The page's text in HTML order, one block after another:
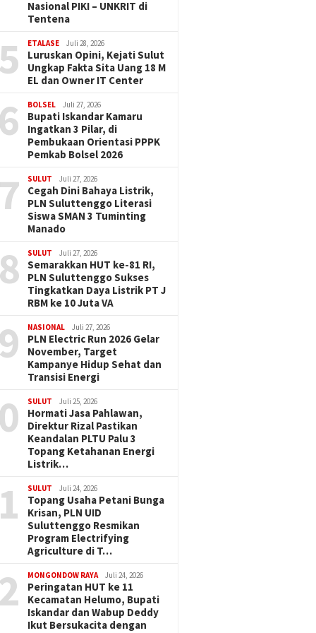
Nasional PIKI – UNKRIT di
Tentena
ETALASE Juli 28, 2026
Luruskan Opini, Kejati Sulut
Ungkap Fakta Sita Uang 18 M
EL dan Owner IT Center
BOLSEL Juli 27, 2026
Bupati Iskandar Kamaru
Ingatkan 3 Pilar, di
Pembukaan Orientasi PPPK
Pemkab Bolsel 2026
SULUT Juli 27, 2026
Cegah Dini Bahaya Listrik,
PLN Suluttenggo Literasi
Siswa SMAN 3 Tuminting
Manado
SULUT Juli 27, 2026
Semarakkan HUT ke-81 RI,
PLN Suluttenggo Sukses
Tingkatkan Daya Listrik PT J
RBM ke 10 Juta VA
NASIONAL Juli 27, 2026
PLN Electric Run 2026 Gelar
November, Target
Kampanye Hidup Sehat dan
Transisi Energi
SULUT Juli 25, 2026
Hormati Jasa Pahlawan,
Direktur Rizal Pastikan
Keandalan PLTU Palu 3
Topang Ketahanan Energi
Listrik…
SULUT Juli 24, 2026
Topang Usaha Petani Bunga
Krisan, PLN UID
Suluttenggo Resmikan
Program Electrifying
Agriculture di T…
MONGONDOW RAYA Juli 24, 2026
Peringatan HUT ke 11
Kecamatan Helumo, Bupati
Iskandar dan Wabup Deddy
Ikut Bersukacita dengan